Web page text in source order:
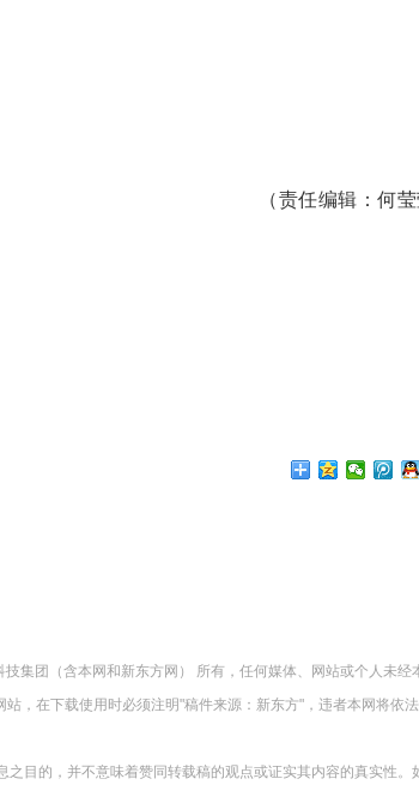
（责任编辑：何莹
集团（含本网和新东方网） 所有，任何媒体、网站或个人未经
，在下载使用时必须注明"稿件来源：新东方"，违者本网将依
目的，并不意味着赞同转载稿的观点或证实其内容的真实性。